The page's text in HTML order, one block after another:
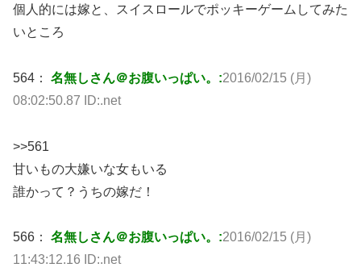
個人的には嫁と、スイスロールでポッキーゲームしてみた
いところ
564： 名無しさん＠お腹いっぱい。:2016/02/15 (月)
08:02:50.87 ID:.net
>>561
甘いもの大嫌いな女もいる
誰かって？うちの嫁だ！
566： 名無しさん＠お腹いっぱい。:2016/02/15 (月)
11:43:12.16 ID:.net